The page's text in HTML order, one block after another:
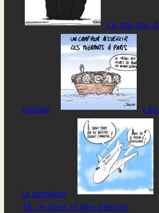
Le top des
presse
la semaine
18 : le best of des dessins